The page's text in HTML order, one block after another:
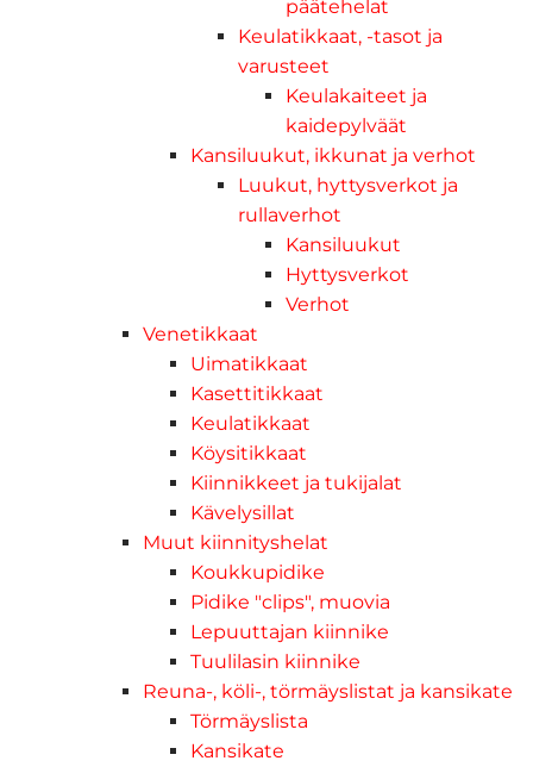
päätehelat
Keulatikkaat, -tasot ja
varusteet
Keulakaiteet ja
kaidepylväät
Kansiluukut, ikkunat ja verhot
Luukut, hyttysverkot ja
rullaverhot
Kansiluukut
Hyttysverkot
Verhot
Venetikkaat
Uimatikkaat
Kasettitikkaat
Keulatikkaat
Köysitikkaat
Kiinnikkeet ja tukijalat
Kävelysillat
Muut kiinnityshelat
Koukkupidike
Pidike "clips", muovia
Lepuuttajan kiinnike
Tuulilasin kiinnike
Reuna-, köli-, törmäyslistat ja kansikate
Törmäyslista
Kansikate